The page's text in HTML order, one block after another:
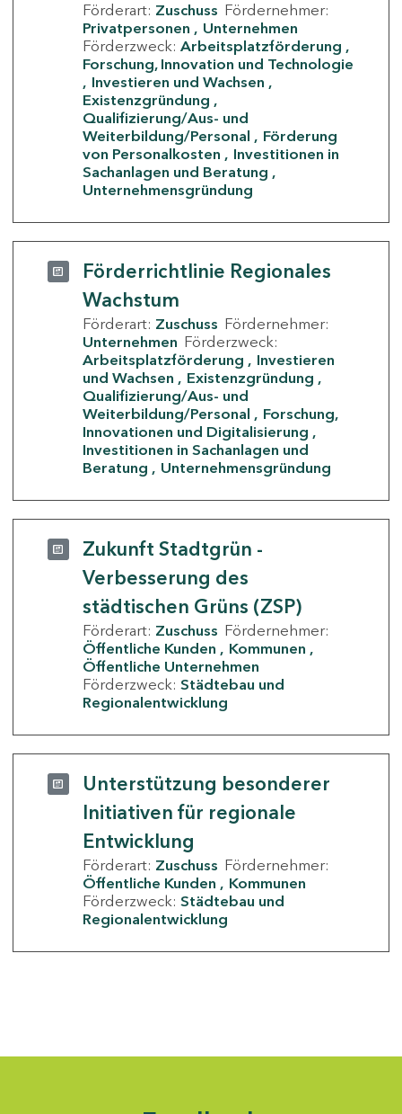
Förderart: Zuschuss Fördernehmer:
Privatpersonen
Unternehmen
Förderzweck: Arbeitsplatzförderung
Forschung, Innovation und Technologie
Investieren und Wachsen
Existenzgründung
Qualifizierung/Aus- und
Weiterbildung/Personal
Förderung
von Personalkosten
Investitionen in
Sachanlagen und Beratung
Unternehmensgründung
Förderrichtlinie Regionales
Wachstum
Förderart: Zuschuss Fördernehmer:
Unternehmen Förderzweck:
Arbeitsplatzförderung
Investieren
und Wachsen
Existenzgründung
Qualifizierung/Aus- und
Weiterbildung/Personal
Forschung,
Innovationen und Digitalisierung
Investitionen in Sachanlagen und
Beratung
Unternehmensgründung
Zukunft Stadtgrün -
Verbesserung des
städtischen Grüns (ZSP)
Förderart: Zuschuss Fördernehmer:
Öffentliche Kunden
Kommunen
Öffentliche Unternehmen
Förderzweck: Städtebau und
Regionalentwicklung
Unterstützung besonderer
Initiativen für regionale
Entwicklung
Förderart: Zuschuss Fördernehmer:
Öffentliche Kunden
Kommunen
Förderzweck: Städtebau und
Regionalentwicklung